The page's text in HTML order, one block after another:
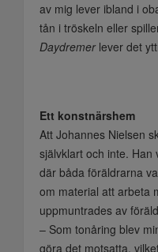
av mig lever ibland i
tån i tröskeln eller
Daydremerlever det
Ett konstnärshem
Att Johannes Nielsen
självklart och inte. Han
där båda föräldrarna
om material att arbeta
uppmuntrades av
– Som tonåring blev
göra det motsatta,